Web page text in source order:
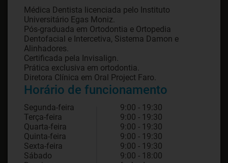
Médica Dentista licenciada pelo Instituto
Universitário Egas Moniz.
Pós-graduada em Ortodontia e Ortopedia
Dentofacial e Intercetiva, Sistema Damon e
Alinhadores.
Certificada pela Invisalign.
Prática exclusiva em ortodontia.
Diretora Clínica em Oral Project Faro.
Horário de funcionamento
Segunda-feira
9:00 - 19:30
Terça-feira
9:00 - 19:30
Quarta-feira
9:00 - 19:30
Quinta-feira
9:00 - 19:30
Sexta-feira
9:00 - 19:30
Sábado
9:00 - 18:00